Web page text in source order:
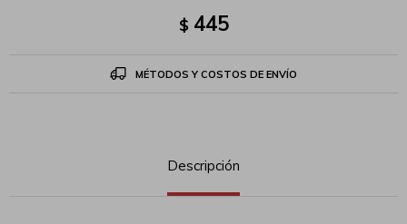
$ 445
MÉTODOS Y COSTOS DE ENVÍO
Descripción